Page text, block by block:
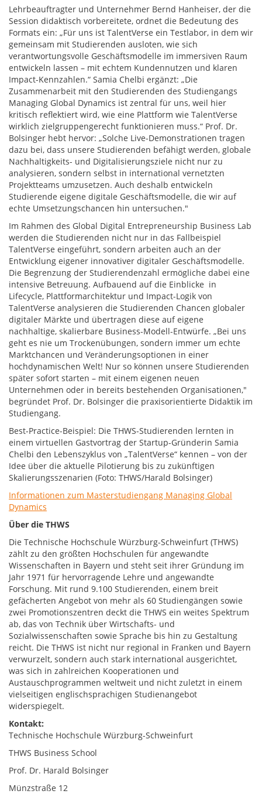
Lehrbeauftragter und Unternehmer Bernd Hanheiser, der die
Session didaktisch vorbereitete, ordnet die Bedeutung des
Formats ein: „Für uns ist TalentVerse ein Testlabor, in dem wir
gemeinsam mit Studierenden ausloten, wie sich
verantwortungsvolle Geschäftsmodelle im immersiven Raum
entwickeln lassen – mit echtem Kundennutzen und klaren
Impact-Kennzahlen.“ Samia Chelbi ergänzt: „Die
Zusammenarbeit mit den Studierenden des Studiengangs
Managing Global Dynamics ist zentral für uns, weil hier
kritisch reflektiert wird, wie eine Plattform wie TalentVerse
wirklich zielgruppengerecht funktionieren muss.“ Prof. Dr.
Bolsinger hebt hervor: „Solche Live-Demonstrationen tragen
dazu bei, dass unsere Studierenden befähigt werden, globale
Nachhaltigkeits- und Digitalisierungsziele nicht nur zu
analysieren, sondern selbst in international vernetzten
Projektteams umzusetzen. Auch deshalb entwickeln
Studierende eigene digitale Geschäftsmodelle, die wir auf
echte Umsetzungschancen hin untersuchen."
Im Rahmen des Global Digital Entrepreneurship Business Lab
werden die Studierenden nicht nur in das Fallbeispiel
TalentVerse eingeführt, sondern arbeiten auch an der
Entwicklung eigener innovativer digitaler Geschäftsmodelle.
Die Begrenzung der Studierendenzahl ermögliche dabei eine
intensive Betreuung. Aufbauend auf die Einblicke in
Lifecycle, Plattformarchitektur und Impact-Logik von
TalentVerse analysieren die Studierenden Chancen globaler
digitaler Märkte und übertragen diese auf eigene
nachhaltige, skalierbare Business-Modell-Entwürfe. „Bei uns
geht es nie um Trockenübungen, sondern immer um echte
Marktchancen und Veränderungsoptionen in einer
hochdynamischen Welt! Nur so können unsere Studierenden
später sofort starten – mit einem eigenen neuen
Unternehmen oder in bereits bestehenden Organisationen,"
begründet Prof. Dr. Bolsinger die praxisorientierte Didaktik im
Studiengang.
Best-Practice-Beispiel: Die THWS-Studierenden lernten in
einem virtuellen Gastvortrag der Startup-Gründerin Samia
Chelbi den Lebenszyklus von „TalentVerse“ kennen – von der
Idee über die aktuelle Pilotierung bis zu zukünftigen
Skalierungsszenarien (Foto: THWS/Harald Bolsinger)
Informationen zum Masterstudiengang Managing Global
Dynamics
Über die THWS
Die Technische Hochschule Würzburg-Schweinfurt (THWS)
zählt zu den größten Hochschulen für angewandte
Wissenschaften in Bayern und steht seit ihrer Gründung im
Jahr 1971 für hervorragende Lehre und angewandte
Forschung. Mit rund 9.100 Studierenden, einem breit
gefächerten Angebot von mehr als 60 Studiengängen sowie
zwei Promotionszentren deckt die THWS ein weites Spektrum
ab, das von Technik über Wirtschafts- und
Sozialwissenschaften sowie Sprache bis hin zu Gestaltung
reicht. Die THWS ist nicht nur regional in Franken und Bayern
verwurzelt, sondern auch stark international ausgerichtet,
was sich in zahlreichen Kooperationen und
Austauschprogrammen weltweit und nicht zuletzt in einem
vielseitigen englischsprachigen Studienangebot
widerspiegelt.
Kontakt:
Technische Hochschule Würzburg-Schweinfurt
THWS Business School
Prof. Dr. Harald Bolsinger
Münzstraße 12